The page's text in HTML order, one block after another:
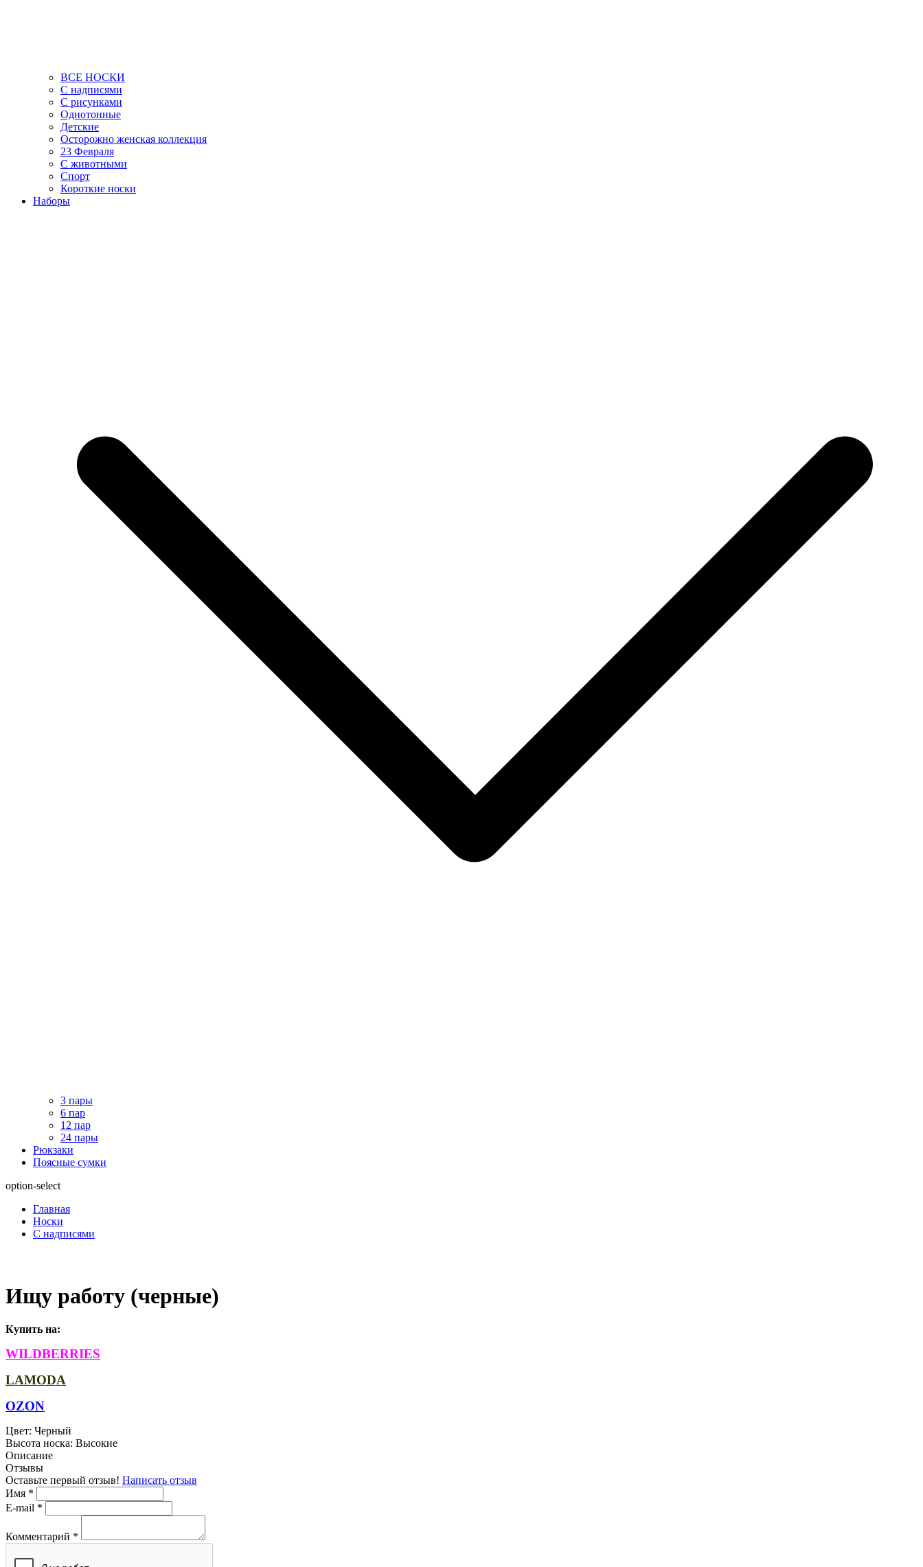
ВСЕ НОСКИ
С надписями
С рисунками
Однотонные
Детские
Осторожно женская коллекция
23 Февраля
С животными
Спорт
Короткие носки
Наборы
3 пары
6 пар
12 пар
24 пары
Рюкзаки
Поясные сумки
option-select
Главная
Носки
С надписями
Ищу работу (черные)
Купить на:
WILDBERRIES
LAMODA
OZON
Цвет: Черный
Высота носка: Высокие
Описание
Отзывы
Оставьте первый отзыв! Написать отзыв
Имя *
E-mail *
Комментарий *